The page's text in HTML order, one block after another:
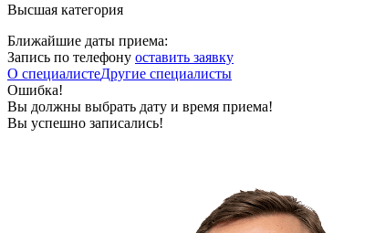
Высшая категория
Ближайшие даты приема:
Запись по телефону оставить заявку
О специалистеДругие специалисты
Ошибка!
Вы должны выбрать дату и время приема!
Вы успешно записались!